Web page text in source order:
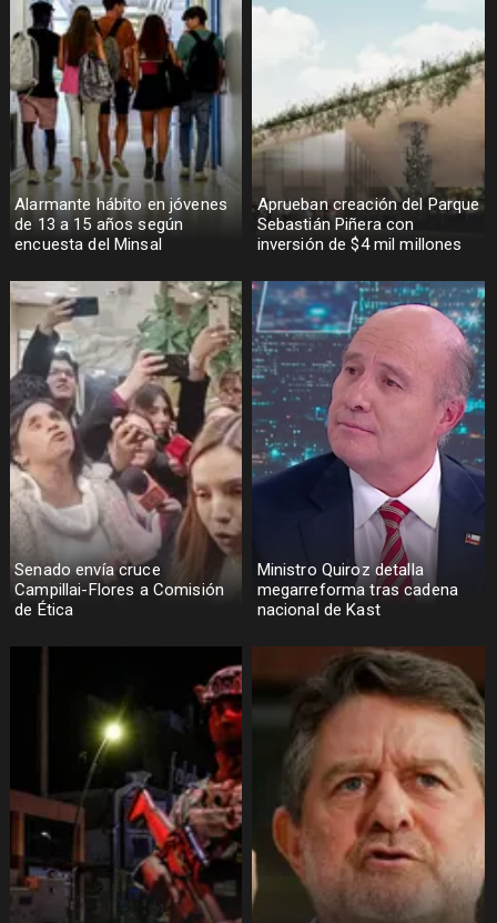
Alarmante hábito en jóvenes
de 13 a 15 años según
encuesta del Minsal
Aprueban creación del Parque
Sebastián Piñera con
inversión de $4 mil millones
Senado envía cruce
Campillai-Flores a Comisión
de Ética
Ministro Quiroz detalla
megarreforma tras cadena
nacional de Kast